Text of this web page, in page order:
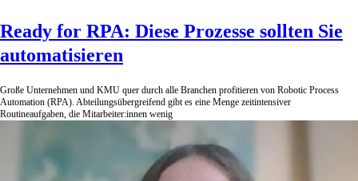
Ready for RPA: Diese Prozesse sollten Sie
automatisieren
Große Unternehmen und KMU quer durch alle Branchen profitieren von Robotic Process
Automation (RPA). Abteilungsübergreifend gibt es eine Menge zeitintensiver
Routineaufgaben, die Mitarbeiter:innen wenig